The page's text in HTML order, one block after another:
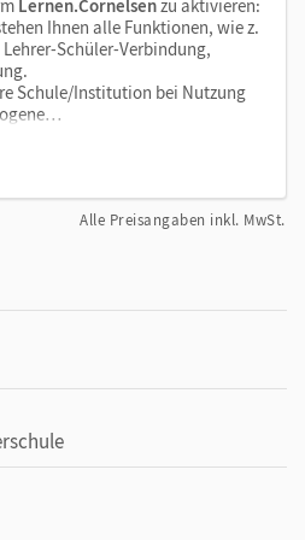
Lernen.Cornelsenzu aktivieren:
Ihnen alle Funktionen, wie z.
Schüler-Verbindung,
Schule/Institution bei Nutzung
Alle Preisangaben inkl. MwSt.